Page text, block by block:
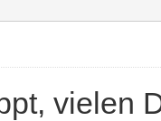
vielen